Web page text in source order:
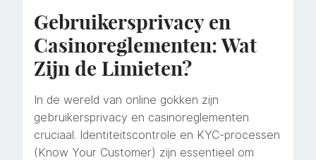
Gebruikersprivacy en
Casinoreglementen: Wat
Zijn de Limieten?
In de wereld van online gokken zijn
gebruikersprivacy en casinoreglementen
cruciaal. Identiteitscontrole en KYC-processen
(Know Your Customer) zijn essentieel om